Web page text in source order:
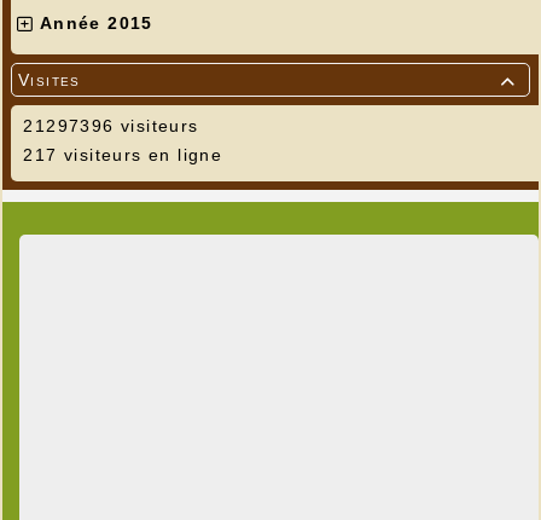
Année 2015

Visites
21297396 visiteurs
217 visiteurs en ligne